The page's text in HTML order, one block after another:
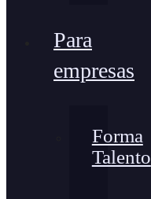
Para
empresas
Forma
Talento